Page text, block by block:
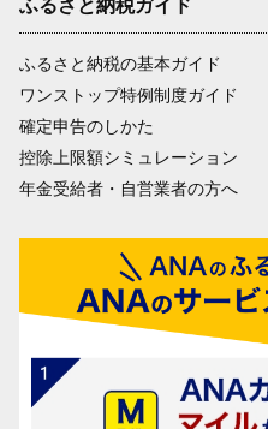
ふるさと納税ガイド
ふるさと納税の基本ガイド
ワンストップ特例制度ガイド
確定申告のしかた
控除上限額シミュレーション
年金受給者・自営業者の方へ